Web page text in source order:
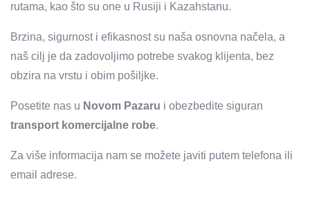
rutama, kao što su one u Rusiji i Kazahstanu.
Brzina, sigurnost i efikasnost su naša osnovna načela, a
naš cilj je da zadovoljimo potrebe svakog klijenta, bez
obzira na vrstu i obim pošiljke.
Posetite nas u Novom Pazaru i obezbedite siguran
transport komercijalne robe.
Za više informacija nam se možete javiti putem telefona ili
email adrese.